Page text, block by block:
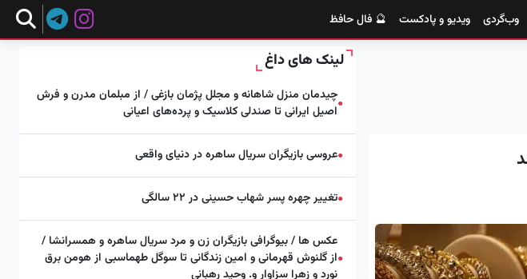
وب‌گردی ویدیو و پادکست 🔮 فال حافظ
لینک های داغ
●چیدمان منزل شاهانه و مجلل پژمان بازغی / از مبلمان مدرن و فرش
اصیل ایرانی تا صندلی کلاسیک و پرده‌های اعیانی
●عروسی بازیگران سریال ساهره در دنیای واقعی
●تغییر چهره پسر شهاب حسینی در ۲۲ سالگی
●
عکس ها / بیوگرافی بازیگران زن و مرد سریال ساهره و همسرانشا /
از گلنوش قهرمانی و امین زندگانی تا سوگل طهماسبی از هومن برق
نورد و زهرا سزاوار و. وحید رهبانی